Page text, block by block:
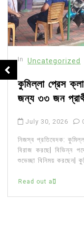
In Uncategorized
কুমিল্লা প্রেস
জন্য ৩৩ জন
July 30, 2026
নিজস্ব প্রতিবেদক:
বিরাজ করছে| বিভিন্ন
শুভেচ্ছা বিনিময় করছেন|
Read out all